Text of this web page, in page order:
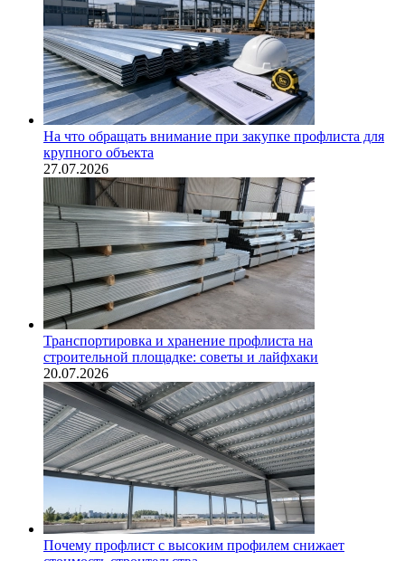
На что обращать внимание при закупке профлиста для
крупного объекта
27.07.2026
Транспортировка и хранение профлиста на
строительной площадке: советы и лайфхаки
20.07.2026
Почему профлист с высоким профилем снижает